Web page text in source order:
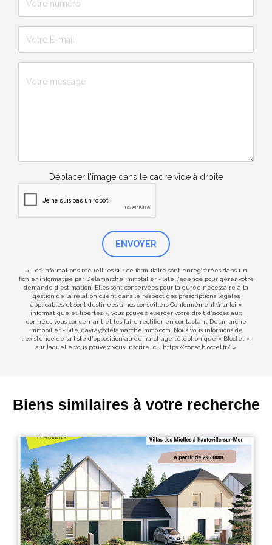
Déplacer l'image dans le cadre vide à droite
ENVOYER
« Les informations recueillies sur ce formulaire sont enregistrées dans un
fichier informatisé par Delamarche Immobilier - Site l'agence pour gérer votre
demande d'estimation. Elles sont conservées pour la durée nécessaire à la
gestion de la relation client dans le respect des prescriptions légales
applicables et sont destinées à nos conseillers Conformément à la loi «
informatique et libertés », vous pouvez exercer votre droit d'accès aux
données vous concernant et les faire rectifier en contactant Delamarche
Immobilier - Site, gavray@delamarcheimmo.com. Nous vous informons de
l'existence de la liste d'opposition au démarchage téléphonique « Bloctel »,
sur laquelle vous pouvez vous inscrire ici : https://conso.bloctel.fr/ »
Biens similaires à votre recherche